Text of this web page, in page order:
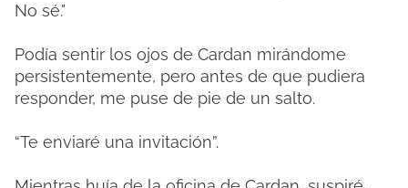
No sé."
Podía sentir los ojos de Cardan mirándome
persistentemente, pero antes de que pudiera
responder, me puse de pie de un salto.
“Te enviaré una invitación”.